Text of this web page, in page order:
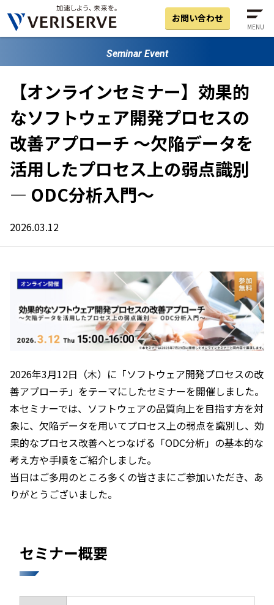
お問い合わせ
MENU
Seminar Event
【オンラインセミナー】効果的
なソフトウェア開発プロセスの
改善アプローチ ～欠陥データを
活用したプロセス上の弱点識別
― ODC分析入門～
2026.03.12
2026年3月12日（木）に「ソフトウェア開発プロセスの改
善アプローチ」をテーマにしたセミナーを開催しました。
本セミナーでは、ソフトウェアの品質向上を目指す方を対
象に、欠陥データを用いてプロセス上の弱点を識別し、効
果的なプロセス改善へとつなげる「ODC分析」の基本的な
考え方や手順をご紹介しました。
当日はご多用のところ多くの皆さまにご参加いただき、あ
りがとうございました。
セミナー概要